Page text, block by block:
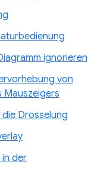
ignorieren
von
Mauszeigers
Drosselung
der